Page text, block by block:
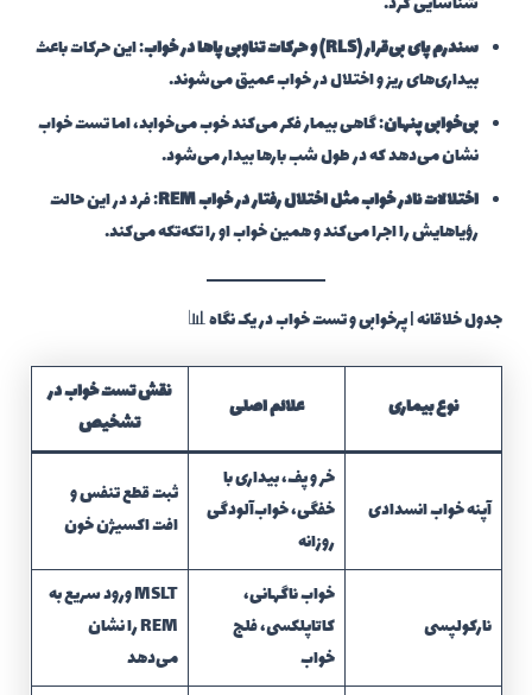
سندرم پای بی‌قرار (RLS) و حرکات تناوبی پاها در خواب
: این حرکات باعث
بیداری‌های ریز و اختلال در خواب عمیق می‌شوند.
بی‌خوابی پنهان: گاهی بیمار فکر می‌کند خوب می‌خوابد، اما تست خواب
نشان می‌دهد که در طول شب بارها بیدار می‌شود.
اختلالات نادر خواب مثل اختلال رفتار در خواب REM
: فرد در این حالت
رؤیاهایش را اجرا می‌کند و همین خواب او را تکه‌تکه می‌کند.
جدول خلاقانه | پرخوابی و تست خواب در یک نگاه 📊
نوع بیماری علائم اصلی
نقش تست خواب در
تشخیص
آپنه خواب انسدادی
خر و پف، بیداری با
خفگی، خواب‌آلودگی
روزانه
ثبت قطع تنفس و
افت اکسیژن خون
نارکولپسی
خواب ناگهانی،
کاتاپلکسی، فلج
خواب
MSLT ورود سریع به
REM را نشان
می‌دهد